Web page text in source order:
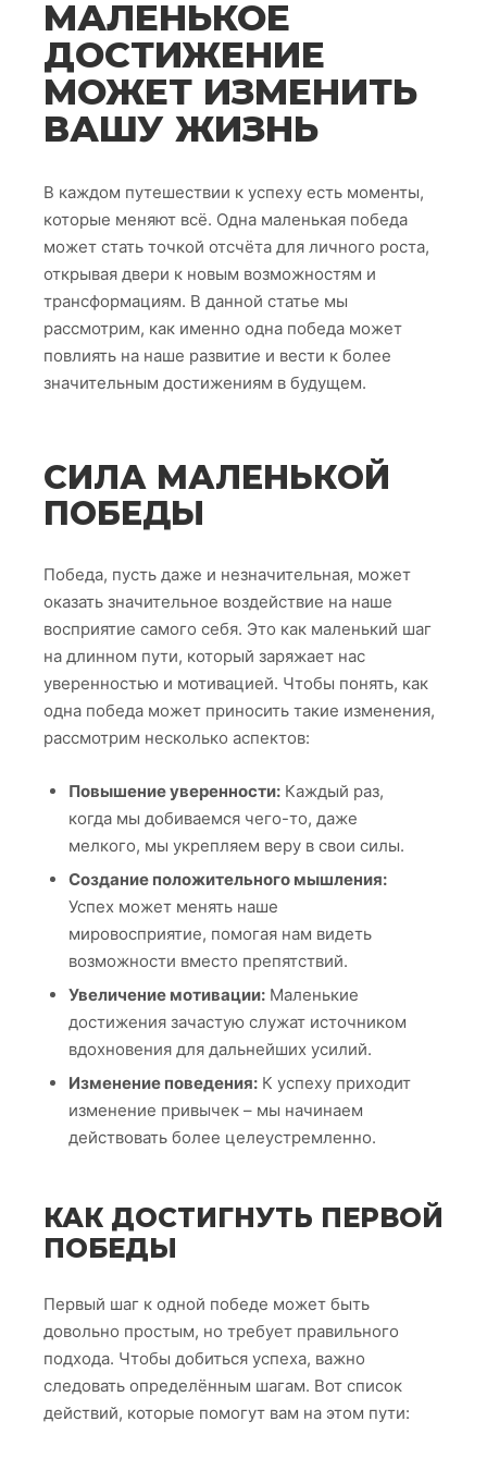
МАЛЕНЬКОЕ
ДОСТИЖЕНИЕ
МОЖЕТ ИЗМЕНИТЬ
ВАШУ ЖИЗНЬ
В каждом путешествии к успеху есть моменты,
которые меняют всё. Одна маленькая победа
может стать точкой отсчёта для личного роста,
открывая двери к новым возможностям и
трансформациям. В данной статье мы
рассмотрим, как именно одна победа может
повлиять на наше развитие и вести к более
значительным достижениям в будущем.
СИЛА МАЛЕНЬКОЙ
ПОБЕДЫ
Победа, пусть даже и незначительная, может
оказать значительное воздействие на наше
восприятие самого себя. Это как маленький шаг
на длинном пути, который заряжает нас
уверенностью и мотивацией. Чтобы понять, как
одна победа может приносить такие изменения,
рассмотрим несколько аспектов:
Повышение уверенности:Каждый раз,
когда мы добиваемся чего-то, даже
мелкого, мы укрепляем веру в свои силы.
Создание положительного мышления:
Успех может менять наше
мировосприятие, помогая нам видеть
возможности вместо препятствий.
Увеличение мотивации:Маленькие
достижения зачастую служат источником
вдохновения для дальнейших усилий.
Изменение поведения:К успеху приходит
изменение привычек – мы начинаем
действовать более целеустремленно.
КАК ДОСТИГНУТЬ ПЕРВОЙ
ПОБЕДЫ
Первый шаг к одной победе может быть
довольно простым, но требует правильного
подхода. Чтобы добиться успеха, важно
следовать определённым шагам. Вот список
действий, которые помогут вам на этом пути: